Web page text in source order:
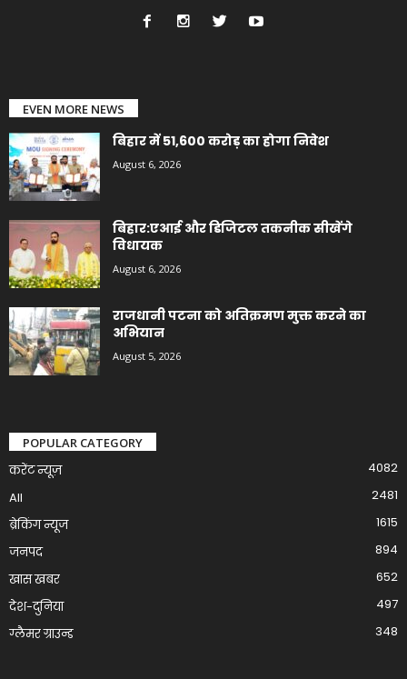
EVEN MORE NEWS
बिहार में 51,600 करोड़ का होगा निवेश
August 6, 2026
बिहार:एआई और डिजिटल तकनीक सीखेंगे
विधायक
August 6, 2026
राजधानी पटना को अतिक्रमण मुक्त करने का
अभियान
August 5, 2026
POPULAR CATEGORY
करेंट न्यूज़
4082
All
2481
ब्रेकिंग न्यूज
1615
जनपद
894
खास खबर
652
देश-दुनिया
497
ग्लैमर ग्राउन्ड
348